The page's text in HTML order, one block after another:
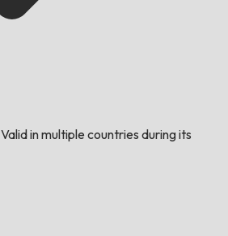
Valid in multiple countries during its